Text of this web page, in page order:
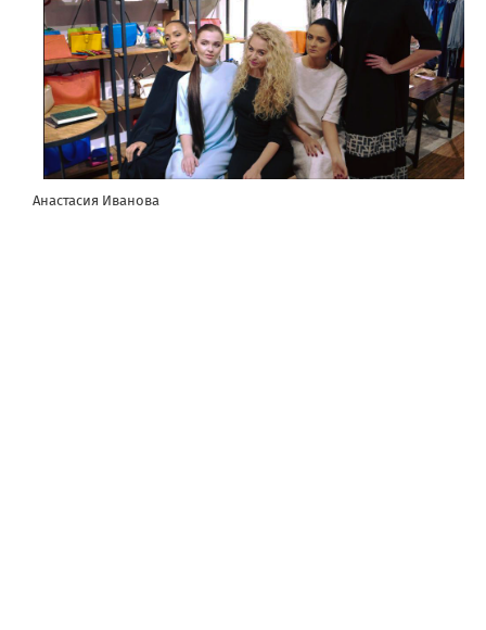
Анастасия Иванова